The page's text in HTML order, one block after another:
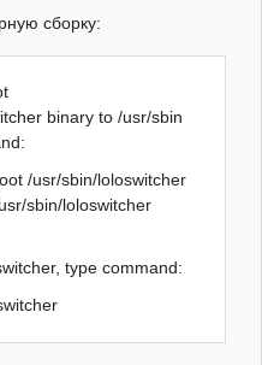
сборку:
binary to /usr/sbin
/usr/sbin/loloswitcher
sbin/loloswitcher
type command: